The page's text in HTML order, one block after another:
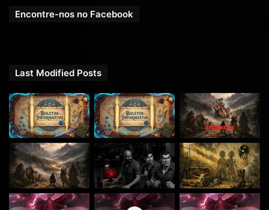
Encontre-nos no Facebook
Last Modified Posts